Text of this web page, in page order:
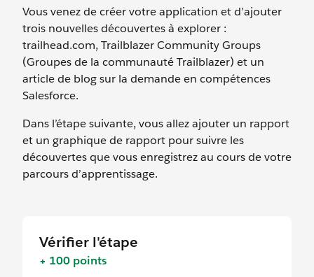
Vous venez de créer votre application et d’ajouter
trois nouvelles découvertes à explorer :
trailhead.com, Trailblazer Community Groups
(Groupes de la communauté Trailblazer) et un
article de blog sur la demande en compétences
Salesforce.
Dans l’étape suivante, vous allez ajouter un rapport
et un graphique de rapport pour suivre les
découvertes que vous enregistrez au cours de votre
parcours d’apprentissage.
Vérifier l'étape
+ 100 points